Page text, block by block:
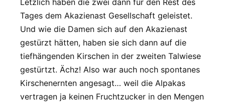
Tages dem Akazienast Gesellschaft geleistet.
Und wie die Damen sich auf den Akazienast
gestürzt hätten, haben sie sich dann auf die
tiefhängenden Kirschen in der zweiten Talwiese
gestürtzt. Ächz! Also war auch noch spontanes
Kirschenernten angesagt… weil die Alpakas
vertragen ja keinen Fruchtzucker in den Mengen